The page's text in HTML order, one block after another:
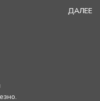
ДАЛЕЕ